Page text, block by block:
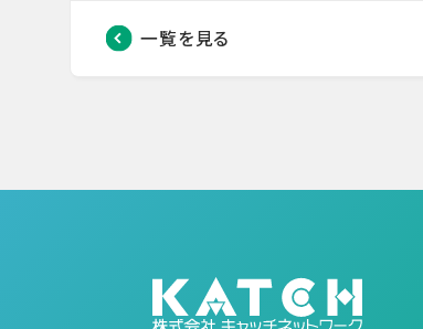
一覧を見る